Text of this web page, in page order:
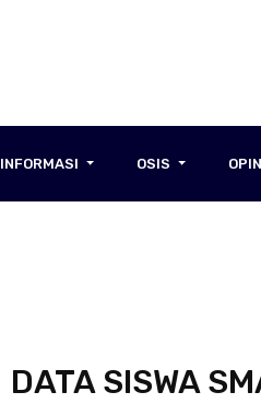
INFORMASI OSIS
DATA SISWA